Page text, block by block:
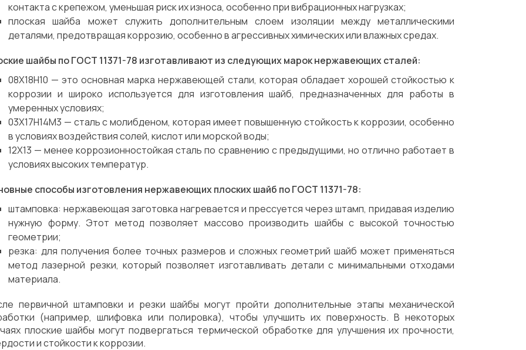
контакта с крепежом, уменьшая риск их износа, особенно при вибрационных нагрузках;
плоская шайба может служить дополнительным слоем изоляции между металлическими
деталями, предотвращая коррозию, особенно в агрессивных химических или влажных средах.
шайбы по ГОСТ 11371-78 изготавливают из следующих марок нержавеющих сталей:
08Х18Н10 — это основная марка нержавеющей стали, которая обладает хорошей стойкостью к
коррозии и широко используется для изготовления шайб, предназначенных для работы в
умеренных условиях;
03Х17Н14М3 — сталь с молибденом, которая имеет повышенную стойкость к коррозии, особенно
в условиях воздействия солей, кислот или морской воды;
12Х13 — менее коррозионностойкая сталь по сравнению с предыдущими, но отлично работает в
условиях высоких температур.
способы изготовления нержавеющих плоских шайб по ГОСТ 11371-78:
штамповка: нержавеющая заготовка нагревается и прессуется через штамп, придавая изделию
нужную форму. Этот метод позволяет массово производить шайбы с высокой точностью
геометрии;
резка: для получения более точных размеров и сложных геометрий шайб может применяться
метод лазерной резки, который позволяет изготавливать детали с минимальными отходами
материала.
первичной штамповки и резки шайбы могут пройти дополнительные этапы механической
(например, шлифовка или полировка), чтобы улучшить их поверхность. В некоторых
плоские шайбы могут подвергаться термической обработке для улучшения их прочности,
и стойкости к коррозии.